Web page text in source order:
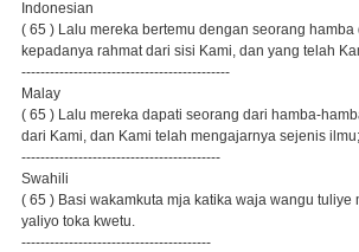
Indonesian
( 65 ) Lalu mereka bertemu dengan seorang
kepadanya rahmat dari sisi Kami, dan yang telah
--------------------------------------------
Malay
( 65 ) Lalu mereka dapati seorang dari hamba-
dari Kami, dan Kami telah mengajarnya sejenis
------------------------------------------
Swahili
( 65 ) Basi wakamkuta mja katika waja wangu
yaliyo toka kwetu.
----------------------------------------